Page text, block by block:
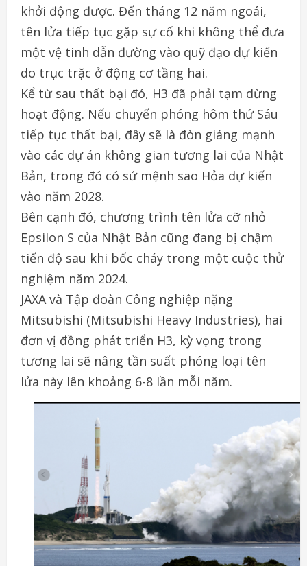
khởi động được. Đến tháng 12 năm ngoái,
tên lửa tiếp tục gặp sự cố khi không thể đưa
một vệ tinh dẫn đường vào quỹ đạo dự kiến
do trục trặc ở động cơ tầng hai.
Kể từ sau thất bại đó, H3 đã phải tạm dừng
hoạt động. Nếu chuyến phóng hôm thứ Sáu
tiếp tục thất bại, đây sẽ là đòn giáng mạnh
vào các dự án không gian tương lai của Nhật
Bản, trong đó có sứ mệnh sao Hỏa dự kiến
vào năm 2028.
Bên cạnh đó, chương trình tên lửa cỡ nhỏ
Epsilon S của Nhật Bản cũng đang bị chậm
tiến độ sau khi bốc cháy trong một cuộc thử
nghiệm năm 2024.
JAXA và Tập đoàn Công nghiệp nặng
Mitsubishi (Mitsubishi Heavy Industries), hai
đơn vị đồng phát triển H3, kỳ vọng trong
tương lai sẽ nâng tần suất phóng loại tên
lửa này lên khoảng 6-8 lần mỗi năm.